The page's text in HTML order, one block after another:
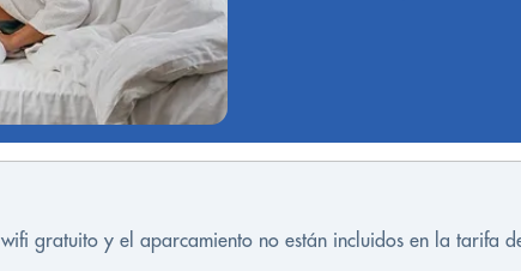
gratuito y el aparcamiento no están incluidos en la tarifa